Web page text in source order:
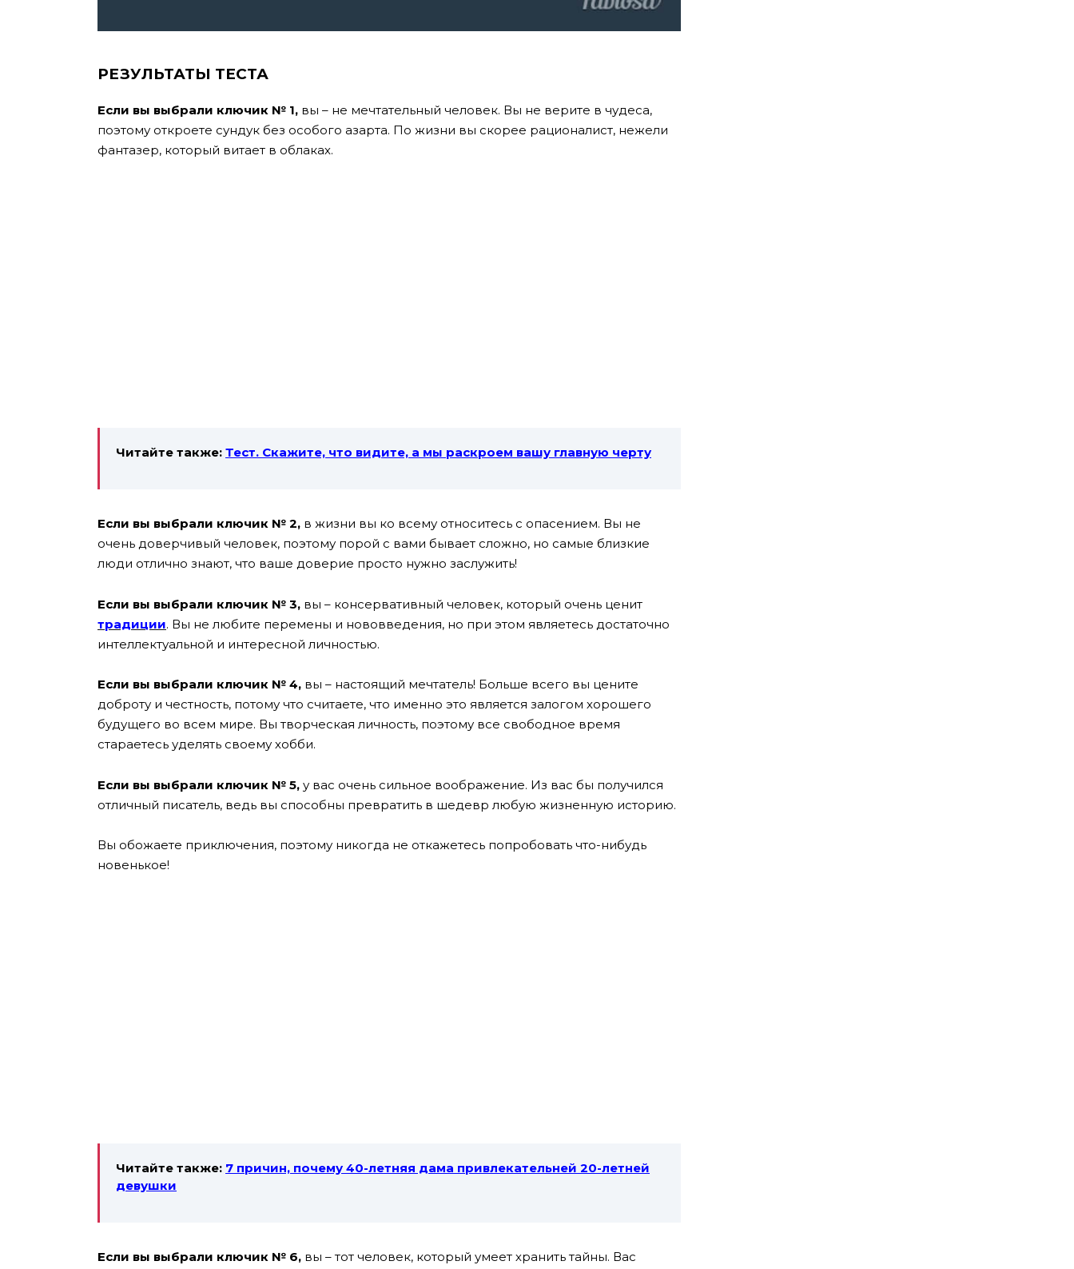
РЕЗУЛЬТАТЫ ТЕСТА
Если вы выбрали ключик № 1, вы – не мечтательный человек. Вы не верите в чудеса,
поэтому откроете сундук без особого азарта. По жизни вы скорее рационалист, нежели
фантазер, который витает в облаках.
Читайте также: Тест. Скажите, что видите, а мы раскроем вашу главную черту
Если вы выбрали ключик № 2, в жизни вы ко всему относитесь с опасением. Вы не
очень доверчивый человек, поэтому порой с вами бывает сложно, но самые близкие
люди отлично знают, что ваше доверие просто нужно заслужить!
Если вы выбрали ключик № 3, вы – консервативный человек, который очень ценит
традиции. Вы не любите перемены и нововведения, но при этом являетесь достаточно
интеллектуальной и интересной личностью.
Если вы выбрали ключик № 4, вы – настоящий мечтатель! Больше всего вы цените
доброту и честность, потому что считаете, что именно это является залогом хорошего
будущего во всем мире. Вы творческая личность, поэтому все свободное время
стараетесь уделять своему хобби.
Если вы выбрали ключик № 5, у вас очень сильное воображение. Из вас бы получился
отличный писатель, ведь вы способны превратить в шедевр любую жизненную историю.
Вы обожаете приключения, поэтому никогда не откажетесь попробовать что-нибудь
новенькое!
Читайте также: 7 причин, почему 40-летняя дама привлекательней 20-летней
девушки
Если вы выбрали ключик № 6, вы – тот человек, который умеет хранить тайны. Вас